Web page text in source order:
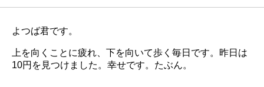
よつば君です。
上を向くことに疲れ、下を向いて歩く毎日です。昨日は
10円を見つけました。幸せです。たぶん。